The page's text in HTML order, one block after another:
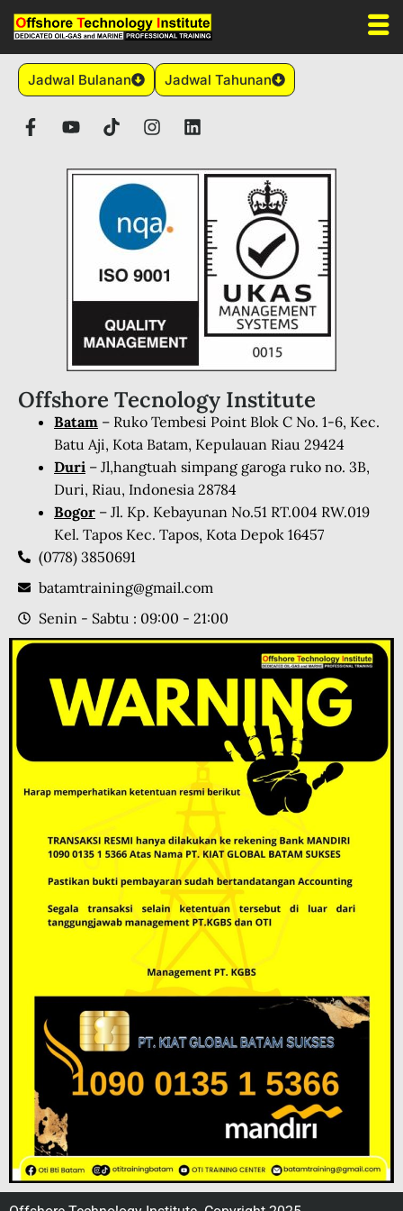
Jadwal Bulanan Jadwal Tahunan
Offshore Tecnology Institute
Batam – Ruko Tembesi Point Blok C No. 1-6, Kec.
Batu Aji, Kota Batam, Kepulauan Riau 29424
Duri – Jl,hangtuah simpang garoga ruko no. 3B,
Duri, Riau, Indonesia 28784
Bogor – Jl. Kp. Kebayunan No.51 RT.004 RW.019
Kel. Tapos Kec. Tapos, Kota Depok 16457
(0778) 3850691
batamtraining@gmail.com
Senin - Sabtu : 09:00 - 21:00